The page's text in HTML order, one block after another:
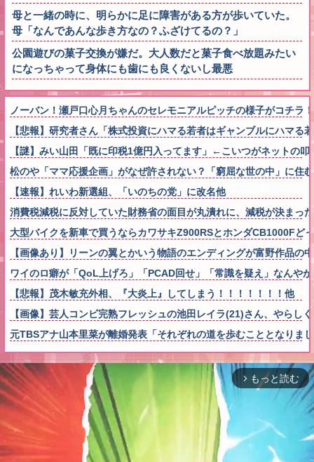
母と一緒の時に、明らかに足に障害がある方が歩いていた。
母「なんであんな歩き方なの？ふざけてるの？」
公園遊びの菓子交換が嫌だ。大人数だと菓子食べ放題みたい
になっちゃって身体にも歯にも良くないし最悪
ノーバン！瀬戸口心月ちゃんのセレモニアルピッチの様子がコチラ
【悲報】研究者さん「株式投資にハマる若者はギャンブルにハマる
【謎】みい山田「既に印税1億円入ってます」←こいつがネットの
松のや「ママ応援企画」がなぜ許されない？「窮屈な世の中」に
【速報】れいわ新選組、「いのちの党」に改名他
消費税減税に反対していた財務省の面目が丸潰れに、減税が決ま
大型バイクを新車で買うならカワサキZ900RSとホンダCB1000Fど
【画像あり】リーンの翼とかいう物語のエンディングが富野作品の
ワイのロ癖が「QoL上げろ」「PCAD回せ」「常識を疑え」なんや
【悲報】茂木敏充外相、『大炎上』してしまう！！！！！！！他
【画像】芸人コンビ完熟フレッシュの池田レイラ(21)さん、やらし
元TBSアナ山本里菜が離婚発表「それぞれの道を歩むこととなりま
arrow_forward_ios もっと読む